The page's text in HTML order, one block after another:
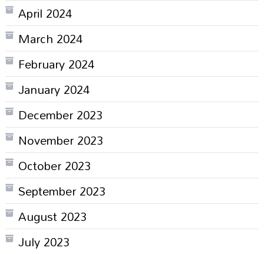
April 2024
March 2024
February 2024
January 2024
December 2023
November 2023
October 2023
September 2023
August 2023
July 2023